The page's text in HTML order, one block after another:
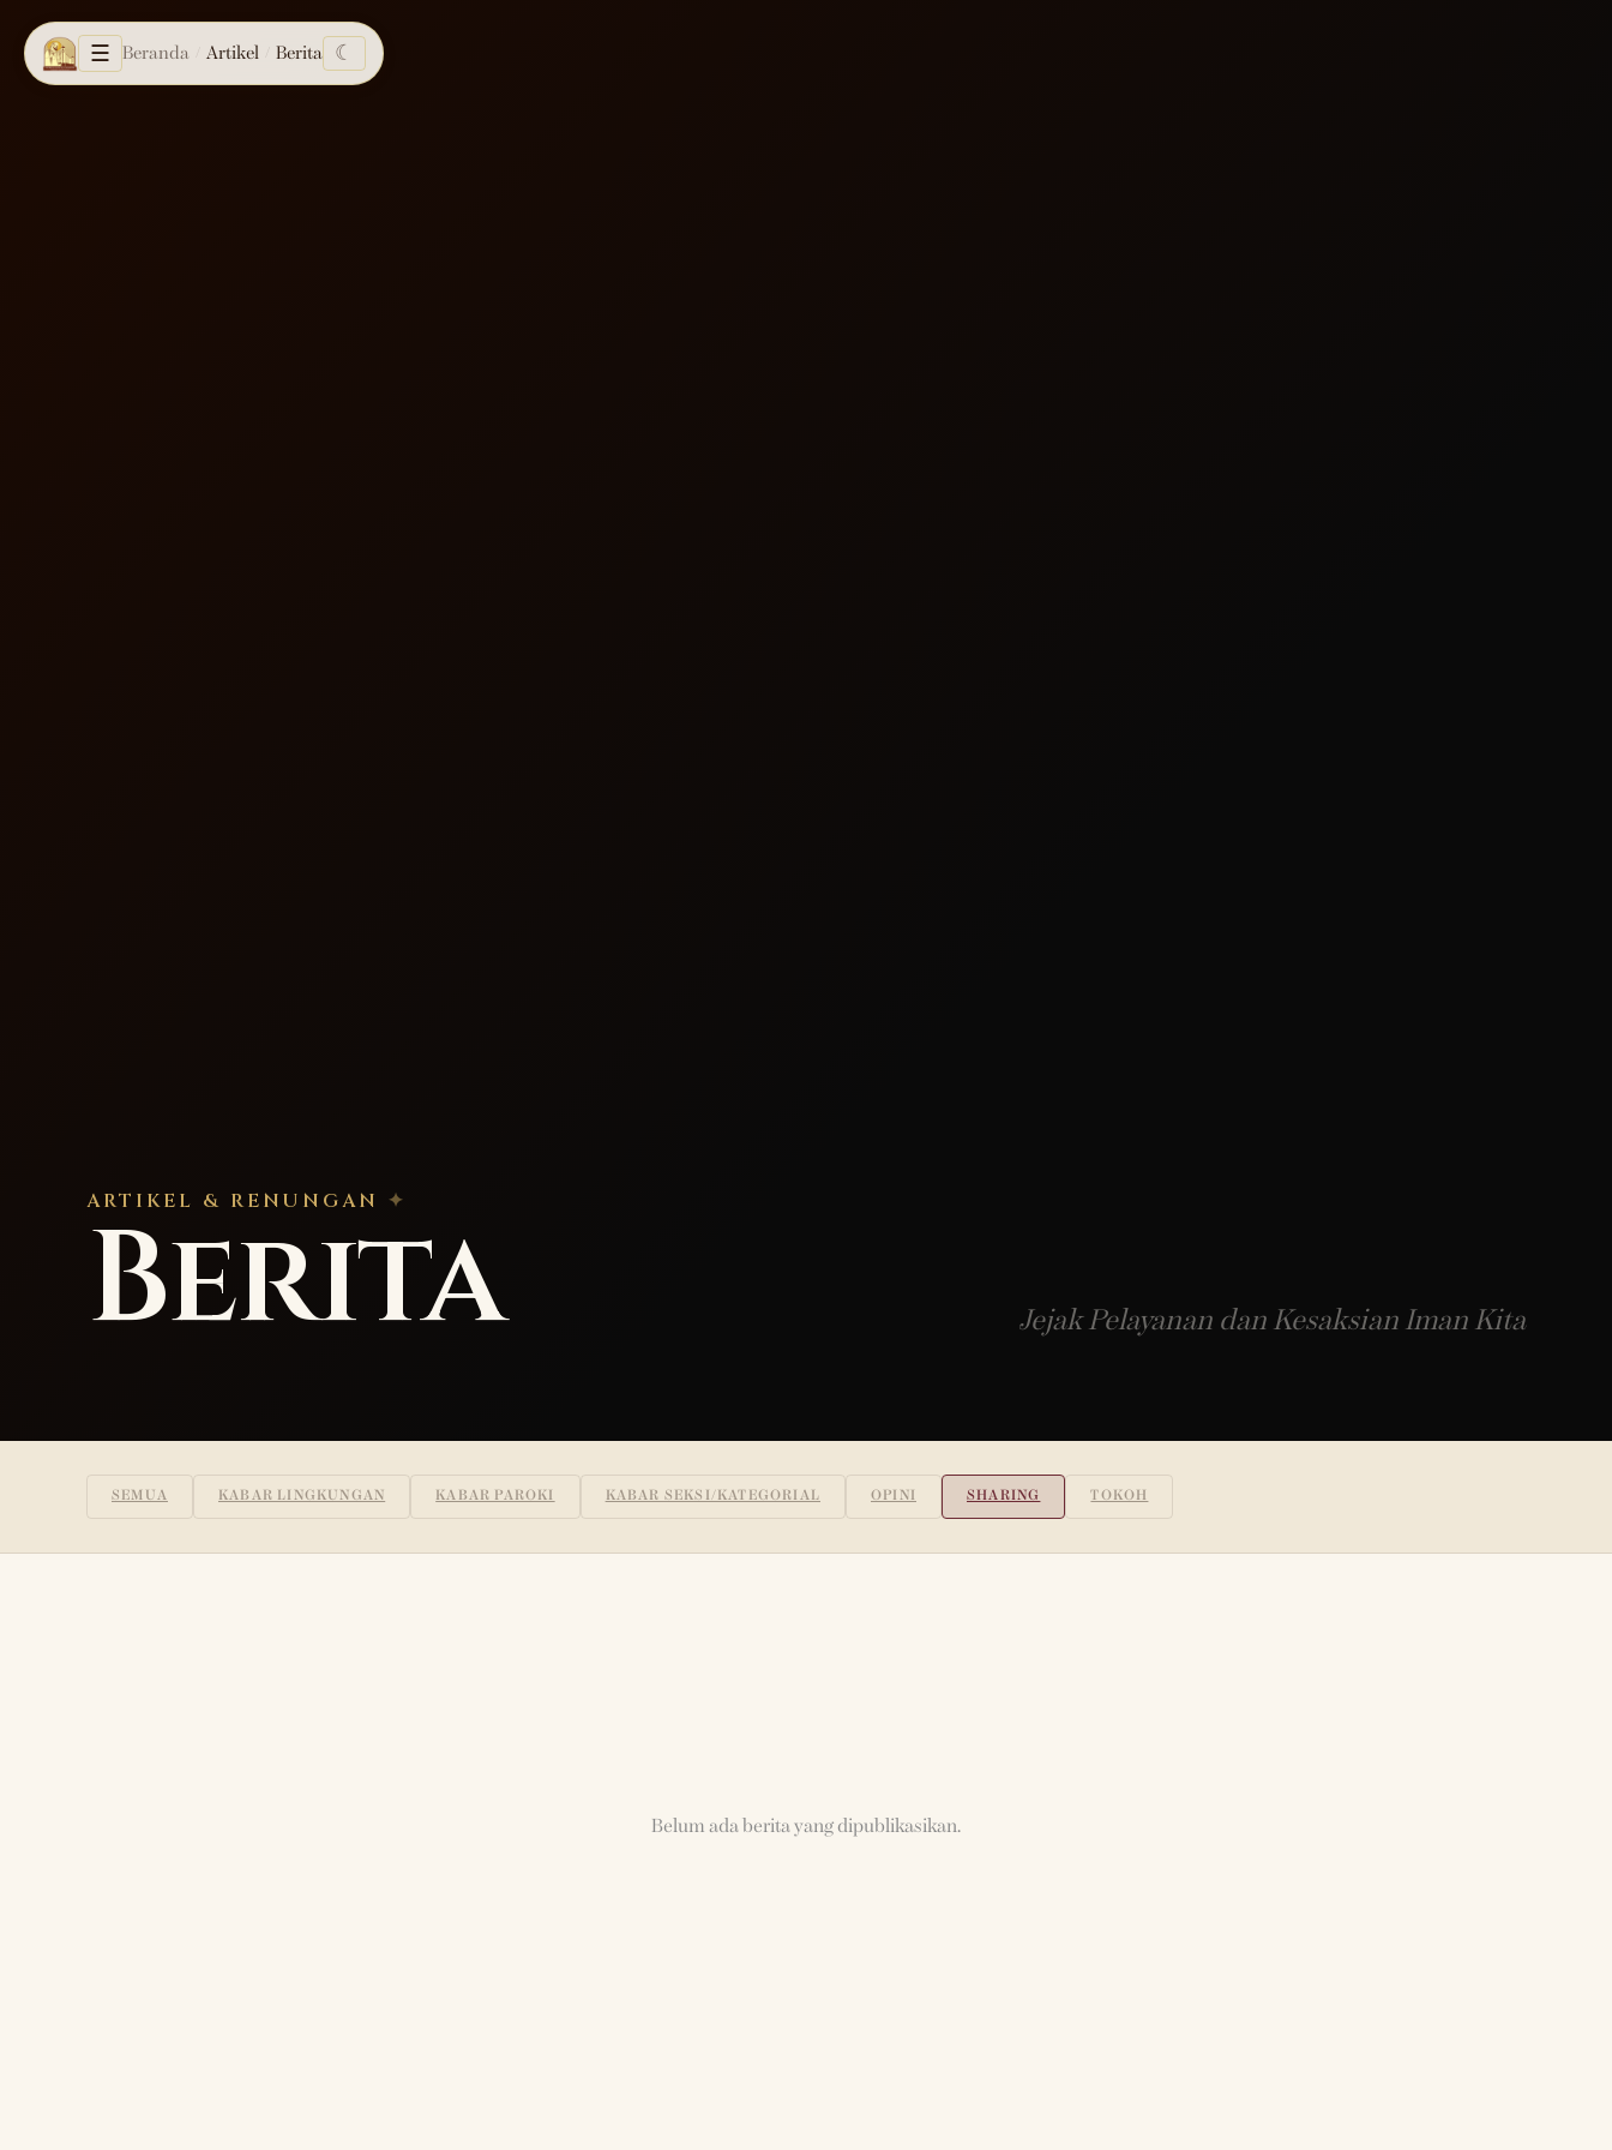
☰ Beranda Artikel Berita ☾
ARTIKEL & RENUNGAN
Berita Jejak Pelayanan dan Kesaksian Iman Kita
SEMUA KABAR LINGKUNGAN KABAR PAROKI KABAR SEKSI/KATEGORIAL OPINI SHARING TOKOH
Belum ada berita yang dipublikasikan.